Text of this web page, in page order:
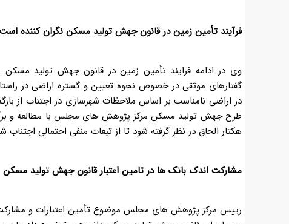
فرآیند تأمین زمین در قانون جهش تولید مسکن نگران کننده است
وی در ادامه فرایند تأمین زمین در قانون جهش تولید مسکن
گفتارهای موثقی در خصوص نحوه تعیین و گستره اراضی در
در اراضی نامناسب بر اساس ملاحظات شهرسازی در اجتناب از
هکتار الحاق در نظر گرفته شود تا از تبعات منفی احتمالی اجتناب
مشارکت اندک بانک ها در تامین اعتبار قانون جهش تولید مسکن
رییس مرکز پژوهش های مجلس موضوع تأمین اعتبارات و